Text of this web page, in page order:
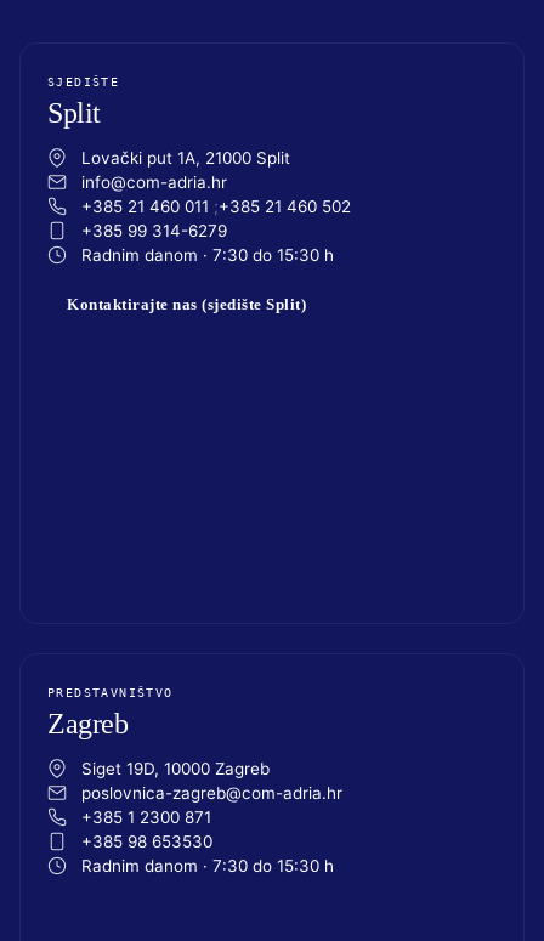
SJEDIŠTE
Split
Lovački put 1A, 21000 Split
info@com-adria.hr
+385 21 460 011
+385 21 460 502
+385 99 314-6279
Radnim danom · 7:30 do 15:30 h
Kontaktirajte nas (sjedište Split)
PREDSTAVNIŠTVO
Zagreb
Siget 19D, 10000 Zagreb
poslovnica-zagreb@com-adria.hr
+385 1 2300 871
+385 98 653530
Radnim danom · 7:30 do 15:30 h